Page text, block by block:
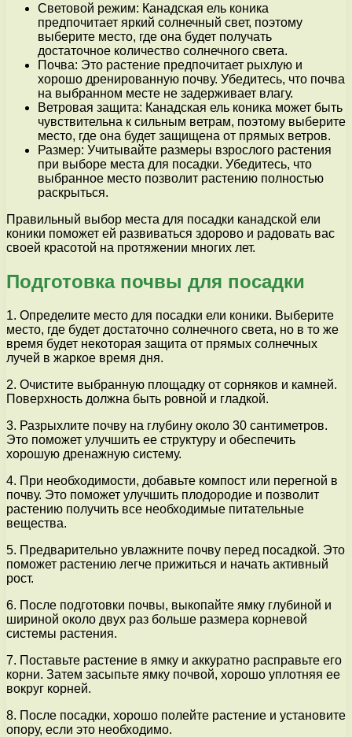
Световой режим: Канадская ель коника
предпочитает яркий солнечный свет, поэтому
выберите место, где она будет получать
достаточное количество солнечного света.
Почва: Это растение предпочитает рыхлую и
хорошо дренированную почву. Убедитесь, что почва
на выбранном месте не задерживает влагу.
Ветровая защита: Канадская ель коника может быть
чувствительна к сильным ветрам, поэтому выберите
место, где она будет защищена от прямых ветров.
Размер: Учитывайте размеры взрослого растения
при выборе места для посадки. Убедитесь, что
выбранное место позволит растению полностью
раскрыться.
Правильный выбор места для посадки канадской ели
коники поможет ей развиваться здорово и радовать вас
своей красотой на протяжении многих лет.
Подготовка почвы для посадки
1. Определите место для посадки ели коники. Выберите
место, где будет достаточно солнечного света, но в то же
время будет некоторая защита от прямых солнечных
лучей в жаркое время дня.
2. Очистите выбранную площадку от сорняков и камней.
Поверхность должна быть ровной и гладкой.
3. Разрыхлите почву на глубину около 30 сантиметров.
Это поможет улучшить ее структуру и обеспечить
хорошую дренажную систему.
4. При необходимости, добавьте компост или перегной в
почву. Это поможет улучшить плодородие и позволит
растению получить все необходимые питательные
вещества.
5. Предварительно увлажните почву перед посадкой. Это
поможет растению легче прижиться и начать активный
рост.
6. После подготовки почвы, выкопайте ямку глубиной и
шириной около двух раз больше размера корневой
системы растения.
7. Поставьте растение в ямку и аккуратно расправьте его
корни. Затем засыпьте ямку почвой, хорошо уплотняя ее
вокруг корней.
8. После посадки, хорошо полейте растение и установите
опору, если это необходимо.